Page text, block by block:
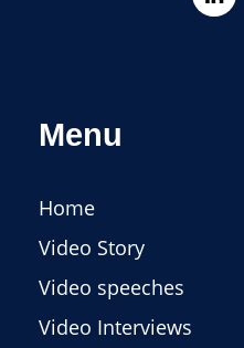
Menu
Home
Video Story
Video speeches
Video Interviews